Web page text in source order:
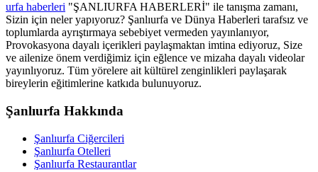
urfa haberleri "ŞANLIURFA HABERLERİ" ile tanışma zamanı,
Sizin için neler yapıyoruz? Şanlıurfa ve Dünya Haberleri tarafsız ve
toplumlarda ayrıştırmaya sebebiyet vermeden yayınlanıyor,
Provokasyona dayalı içerikleri paylaşmaktan imtina ediyoruz, Size
ve ailenize önem verdiğimiz için eğlence ve mizaha dayalı videolar
yayınlıyoruz. Tüm yörelere ait kültürel zenginlikleri paylaşarak
bireylerin eğitimlerine katkıda bulunuyoruz.
Şanlıurfa Hakkında
Şanlıurfa Ciğercileri
Şanlıurfa Otelleri
Şanlıurfa Restaurantlar